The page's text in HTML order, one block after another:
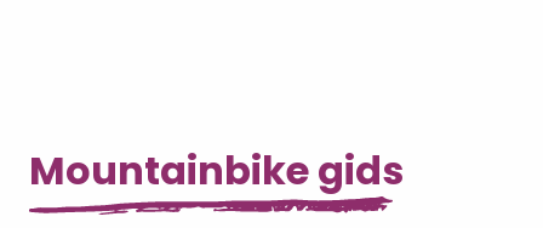
Mountainbike gids